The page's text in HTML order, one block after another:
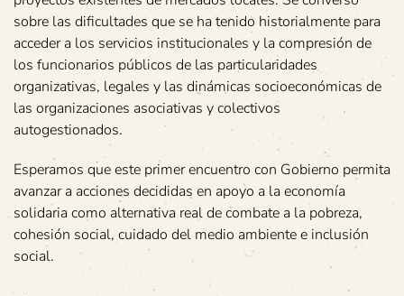
sobre las dificultades que se ha tenido historialmente para
acceder a los servicios institucionales y la compresión de
los funcionarios públicos de las particularidades
organizativas, legales y las dinámicas socioeconómicas de
las organizaciones asociativas y colectivos
autogestionados.
Esperamos que este primer encuentro con Gobierno permita
avanzar a acciones decididas en apoyo a la economía
solidaria como alternativa real de combate a la pobreza,
cohesión social, cuidado del medio ambiente e inclusión
social.